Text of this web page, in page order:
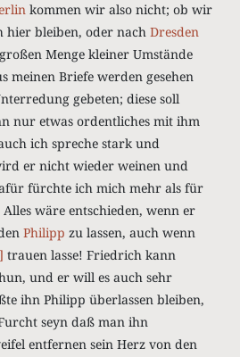
kommen wir also nicht; ob wir
bleiben, oder nach Dresden
Menge kleiner Umstände
meinen Briefe werden gesehen
gebeten; diese soll
nur etwas ordentliches mit ihm
ich spreche stark und
er nicht wieder weinen und
fürchte ich mich mehr als für
wäre entschieden, wenn er
Philipp zu lassen, auch wenn
trauen lasse! Friedrich kann
und er will es auch sehr
ihn Philipp überlassen bleiben,
seyn daß man ihn
entfernen sein Herz von den